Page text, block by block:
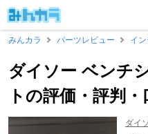
みんカラ
パーツレビュー イ
ダイソー ベンチ
トの評価・評判・
ダイ